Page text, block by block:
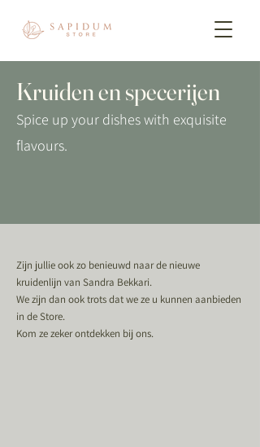
Kruiden en specerijen
Spice up your dishes with exquisite
flavours.
Zijn jullie ook zo benieuwd naar de nieuwe
kruidenlijn van Sandra Bekkari.
We zijn dan ook trots dat we ze u kunnen aanbieden
in deStore.
Kom ze zeker ontdekken bij ons.